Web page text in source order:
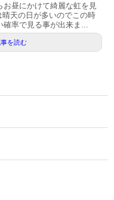
お昼にかけて綺麗な虹を見
天の日が多いのでこの時
率で見る事が出来ま...
を読む